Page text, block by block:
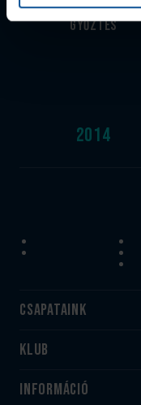
EHF-Kupa
győztes
2014
Csapataink
Felnőtt
Utánpótlás
Klub
#HandballFamily
Információ